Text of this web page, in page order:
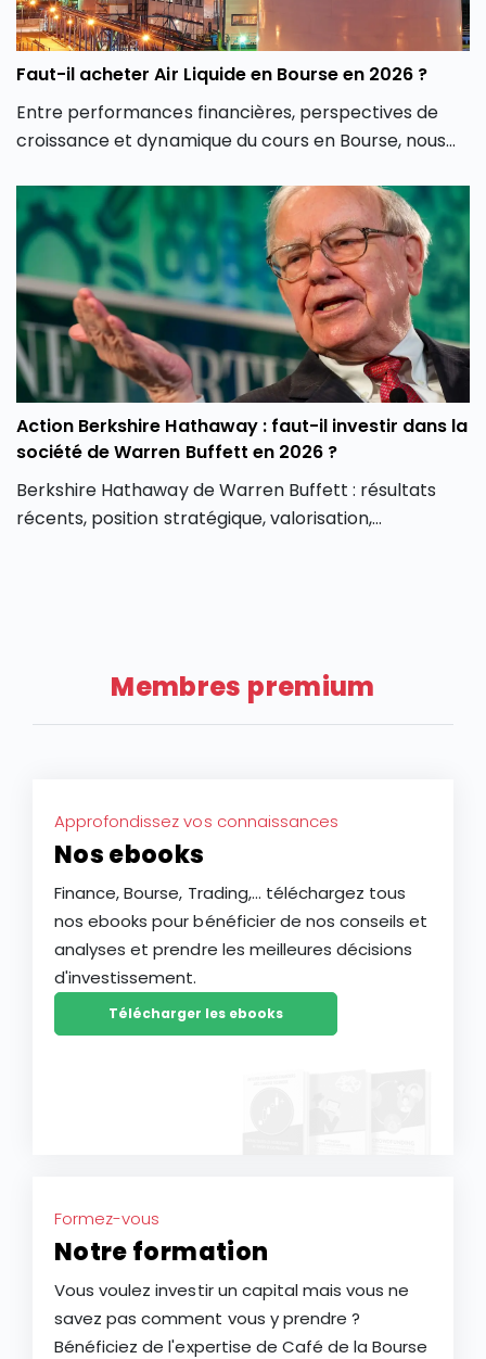
l’action TotalEnergies en 2026.
Faut-il acheter Air Liquide en Bourse en 2026 ?
Entre performances financières, perspectives de
croissance et dynamique du cours en Bourse, nous
de l’action Air Liquide. Nous examinerons ses
fondamentaux, son potentiel de progression et les
opportunités que l’action Air Liquide pourrait offrir
aux investisseurs.
Action Berkshire Hathaway : faut-il investir dans la
société de Warren Buffett en 2026 ?
Berkshire Hathaway de Warren Buffett : résultats
récents, position stratégique, valorisation,
Membres premium
Approfondissez vos connaissances
Nos ebooks
Finance, Bourse, Trading,... téléchargez tous
nos ebooks pour bénéficier de nos conseils et
analyses et prendre les meilleures décisions
d'investissement.
Télécharger les ebooks
Formez-vous
Notre formation
Vous voulez investir un capital mais vous ne
savez pas comment vous y prendre ?
Bénéficiez de l'expertise de Café de la Bourse